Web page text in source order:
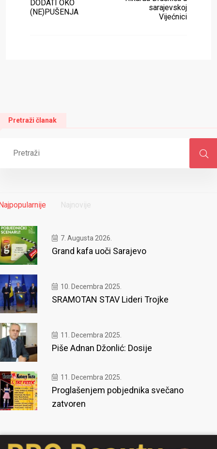
DODATI OKO
(NE)PUŠENJA
sarajevskoj
Vijećnici
Pretraži članak
Najnovije
7. Augusta 2026.
Grand kafa uoči Sarajevo
10. Decembra 2025.
SRAMOTAN STAV Lideri Trojke
11. Decembra 2025.
Piše Adnan Džonlić: Dosije
11. Decembra 2025.
Proglašenjem pobjednika svečano
zatvoren